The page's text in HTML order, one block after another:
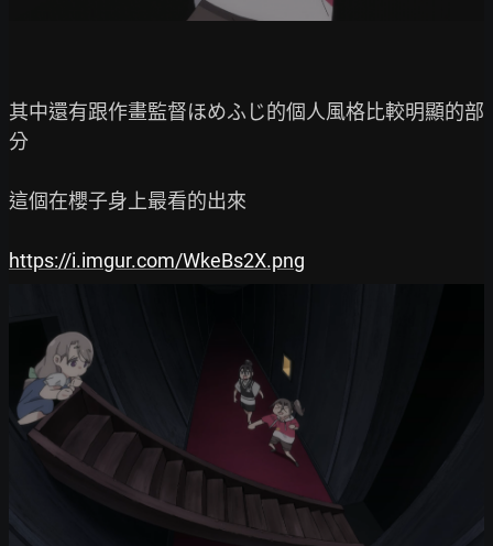
其中還有跟作畫監督ほめふじ的個人風格比較明顯的部
分
這個在櫻子身上最看的出來
https://i.imgur.com/WkeBs2X.png